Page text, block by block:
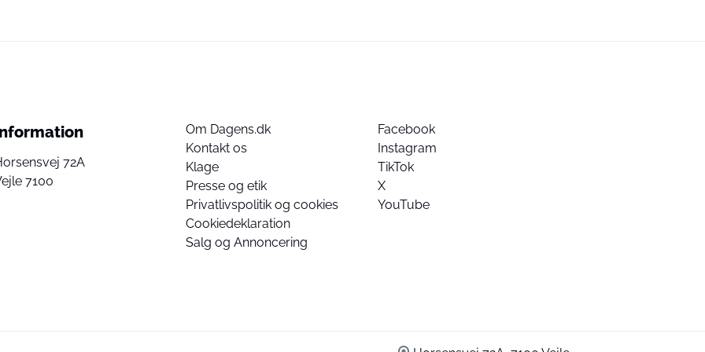
72A
7100
Om Dagens.dk
Kontakt os
Klage
Presse og etik
Privatlivspolitik og cookies
Cookiedeklaration
Salg og Annoncering
Facebook
Instagram
TikTok
X
YouTube